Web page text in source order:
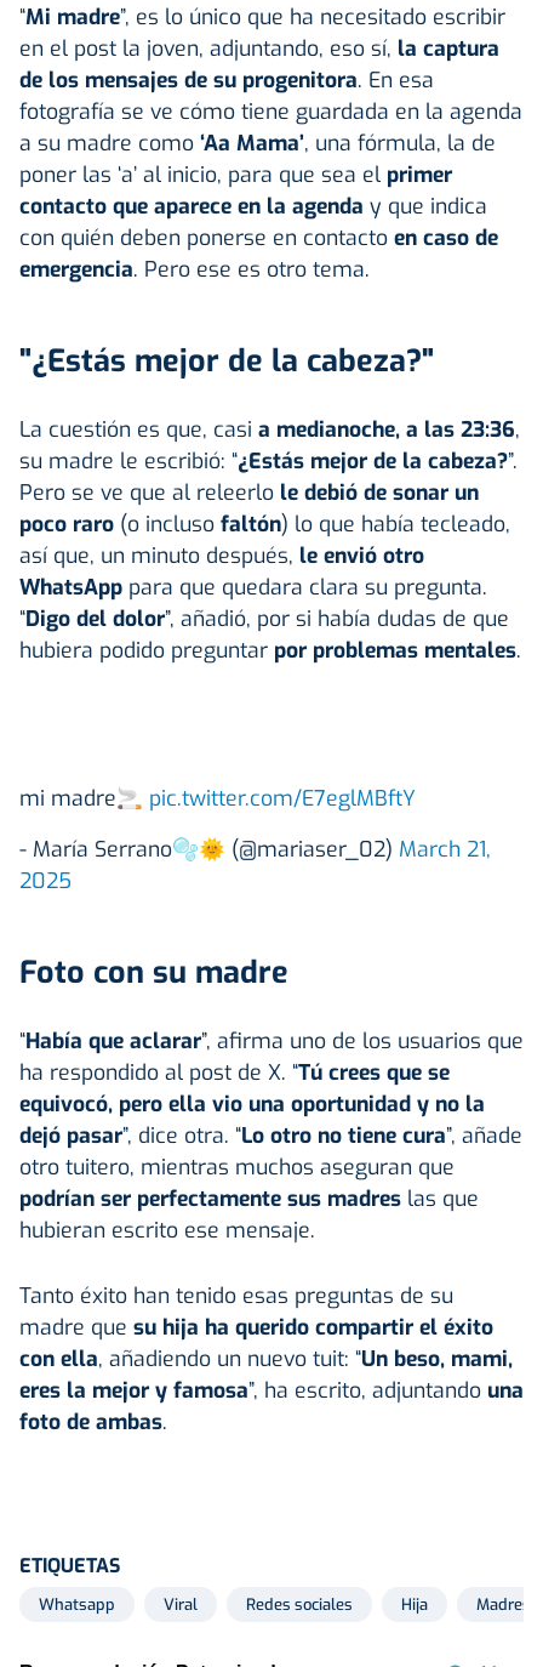
“Mi madre”, es lo único que ha necesitado escribir
en el post la joven, adjuntando, eso sí, la captura
de los mensajes de su progenitora. En esa
fotografía se ve cómo tiene guardada en la agenda
a su madre como ‘Aa Mama’, una fórmula, la de
poner las ‘a’ al inicio, para que sea el primer
contacto que aparece en la agenda y que indica
con quién deben ponerse en contacto en caso de
emergencia. Pero ese es otro tema.
"¿Estás mejor de la cabeza?"
La cuestión es que, casi a medianoche, a las 23:36,
su madre le escribió: “¿Estás mejor de la cabeza?”.
Pero se ve que al releerlo le debió de sonar un
poco raro (o incluso faltón) lo que había tecleado,
así que, un minuto después, le envió otro
WhatsApp para que quedara clara su pregunta.
“Digo del dolor”, añadió, por si había dudas de que
hubiera podido preguntar por problemas mentales.
mi madre🚬 pic.twitter.com/E7eglMBftY
- María Serrano🫧🌞 (@mariaser_02) March 21,
2025
Foto con su madre
“Había que aclarar”, afirma uno de los usuarios que
ha respondido al post de X. “Tú crees que se
equivocó, pero ella vio una oportunidad y no la
dejó pasar”, dice otra. “Lo otro no tiene cura”, añade
otro tuitero, mientras muchos aseguran que
podrían ser perfectamente sus madres las que
hubieran escrito ese mensaje.
Tanto éxito han tenido esas preguntas de su
madre que su hija ha querido compartir el éxito
con ella, añadiendo un nuevo tuit: “Un beso, mami,
eres la mejor y famosa”, ha escrito, adjuntando una
foto de ambas.
ETIQUETAS
Whatsapp Viral Redes sociales Hija Madres